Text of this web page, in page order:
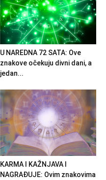
U NAREDNA 72 SATA: Ove
znakove očekuju divni dani, a
jedan...
KARMA I KAŽNJAVA I
NAGRAĐUJE: Ovim znakovima